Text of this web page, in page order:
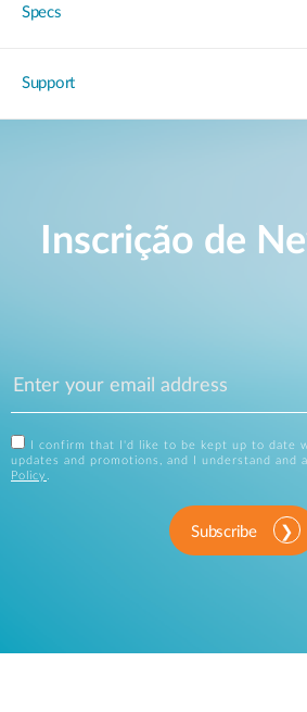
Specs
Support
Inscrição de
I confirm that I'd like to be kept up to date
updates and promotions, and I understand and
Policy
Subscribe